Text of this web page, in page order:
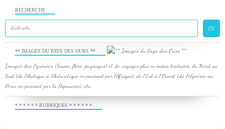
RECHERCHE
** IMAGES DU PAYS DES OURS **
Images des Pyrénées (Faune, flore, paysages) et de voyages plus ou moins lointains, du Nord au
Sud (de l'Arctique à l'Antarctique en passant par l'Afrique), de l'Est à l'Ouest (de Polynésie au
Pérou en passant par la Papouasie), etc.
* * * * * * RUBRIQUES * * * * * *